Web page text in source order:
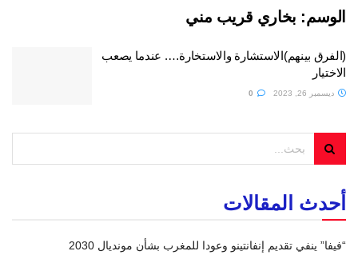
الوسم: بخاري قريب مني
(الفرق بينهم)الاستشارة والاستخارة…. عندما يصعب
الاختيار
ديسمبر 26, 2023
أحدث المقالات
“فيفا” ينفي تقديم إنفانتينو وعودا للمغرب بشأن مونديال 2030